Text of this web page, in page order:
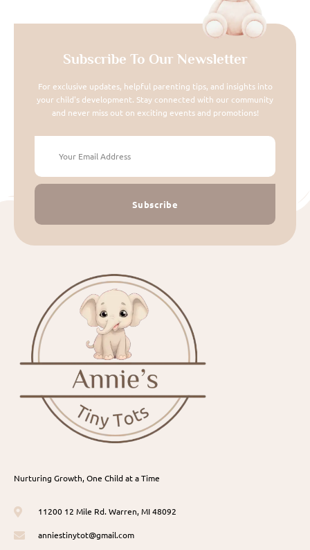
Subscribe To Our Newsletter
For exclusive updates, helpful parenting tips, and insights into
your child's development. Stay connected with our community
and never miss out on exciting events and promotions!
Subscribe
Nurturing Growth, One Child at a Time
11200 12 Mile Rd. Warren, MI 48092
anniestinytot@gmail.com